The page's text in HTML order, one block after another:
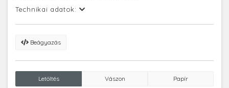
Technikai adatok:
Beágyazás
Letöltés Vászon Papír